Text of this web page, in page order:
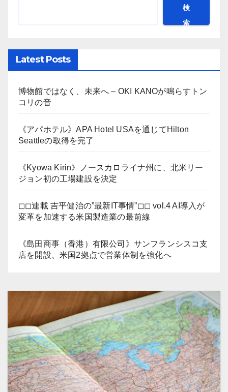
検
索
Latest Posts
博物館ではなく、未来へ – OKI KANOが鳴らすトン
コリの音
《アパホテル》APA Hotel USAを通じてHilton
Seattleの取得を完了
《Kyowa Kirin》ノースカロライナ州に、北米リー
ジョン初の工場建設を決定
◻︎◻︎連載 吉平健治の”最新IT事情”◻︎◻︎ vol.4 AI導入が
変革を加速する米国製造業の最前線
《島田商事（香港）有限公司》サンフランシスコ支
店を開設、米国2拠点で営業体制を強化へ